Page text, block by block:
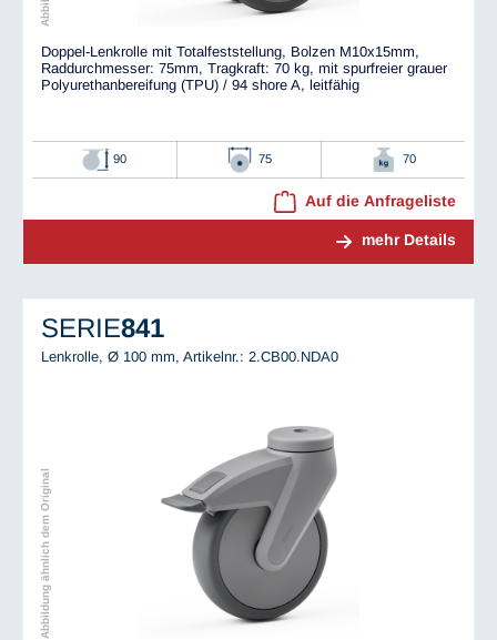
Doppel-Lenkrolle mit Totalfeststellung, Bolzen M10x15mm,
Raddurchmesser: 75mm, Tragkraft: 70 kg, mit spurfreier grauer
Polyurethanbereifung (TPU) / 94 shore A, leitfähig
90 75 70
Auf die Anfrageliste
mehr Details
SERIE841
Lenkrolle, Ø 100 mm, Artikelnr.: 2.CB00.NDA0
Abbildung ähnlich dem Original